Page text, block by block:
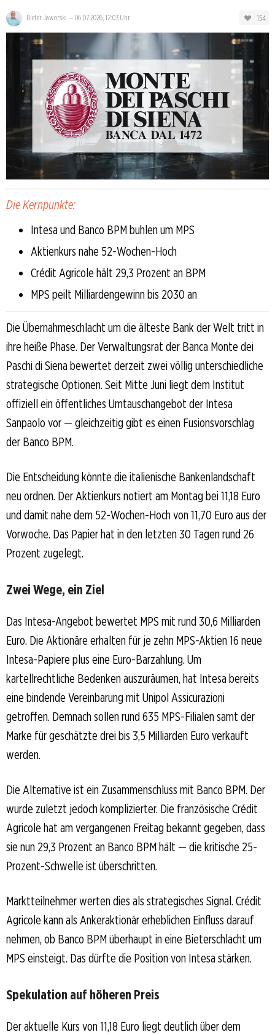
Dieter Jaworski — 06.07.2026, 12:03 Uhr 154
Die Kernpunkte:
Intesa und Banco BPM buhlen um MPS
Aktienkurs nahe 52-Wochen-Hoch
Crédit Agricole hält 29,3 Prozent an BPM
MPS peilt Milliardengewinn bis 2030 an
Die Übernahmeschlacht um die älteste Bank der Welt tritt in
ihre heiße Phase. Der Verwaltungsrat der Banca Monte dei
Paschi di Siena bewertet derzeit zwei völlig unterschiedliche
strategische Optionen. Seit Mitte Juni liegt dem Institut
offiziell ein öffentliches Umtauschangebot der Intesa
Sanpaolo vor — gleichzeitig gibt es einen Fusionsvorschlag
der Banco BPM.
Die Entscheidung könnte die italienische Bankenlandschaft
neu ordnen. Der Aktienkurs notiert am Montag bei 11,18 Euro
und damit nahe dem 52-Wochen-Hoch von 11,70 Euro aus der
Vorwoche. Das Papier hat in den letzten 30 Tagen rund 26
Prozent zugelegt.
Zwei Wege, ein Ziel
Das Intesa-Angebot bewertet MPS mit rund 30,6 Milliarden
Euro. Die Aktionäre erhalten für je zehn MPS-Aktien 16 neue
Intesa-Papiere plus eine Euro-Barzahlung. Um
kartellrechtliche Bedenken auszuräumen, hat Intesa bereits
eine bindende Vereinbarung mit Unipol Assicurazioni
getroffen. Demnach sollen rund 635 MPS-Filialen samt der
Marke für geschätzte drei bis 3,5 Milliarden Euro verkauft
werden.
Die Alternative ist ein Zusammenschluss mit Banco BPM. Der
wurde zuletzt jedoch komplizierter. Die französische Crédit
Agricole hat am vergangenen Freitag bekannt gegeben, dass
sie nun 29,3 Prozent an Banco BPM hält — die kritische 25-
Prozent-Schwelle ist überschritten.
Marktteilnehmer werten dies als strategisches Signal. Crédit
Agricole kann als Ankeraktionär erheblichen Einfluss darauf
nehmen, ob Banco BPM überhaupt in eine Bieterschlacht um
MPS einsteigt. Das dürfte die Position von Intesa stärken.
Spekulation auf höheren Preis
Der aktuelle Kurs von 11,18 Euro liegt deutlich über dem